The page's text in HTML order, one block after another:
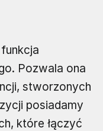
Pozwala ona
stworzonych
posiadamy
które łączyć